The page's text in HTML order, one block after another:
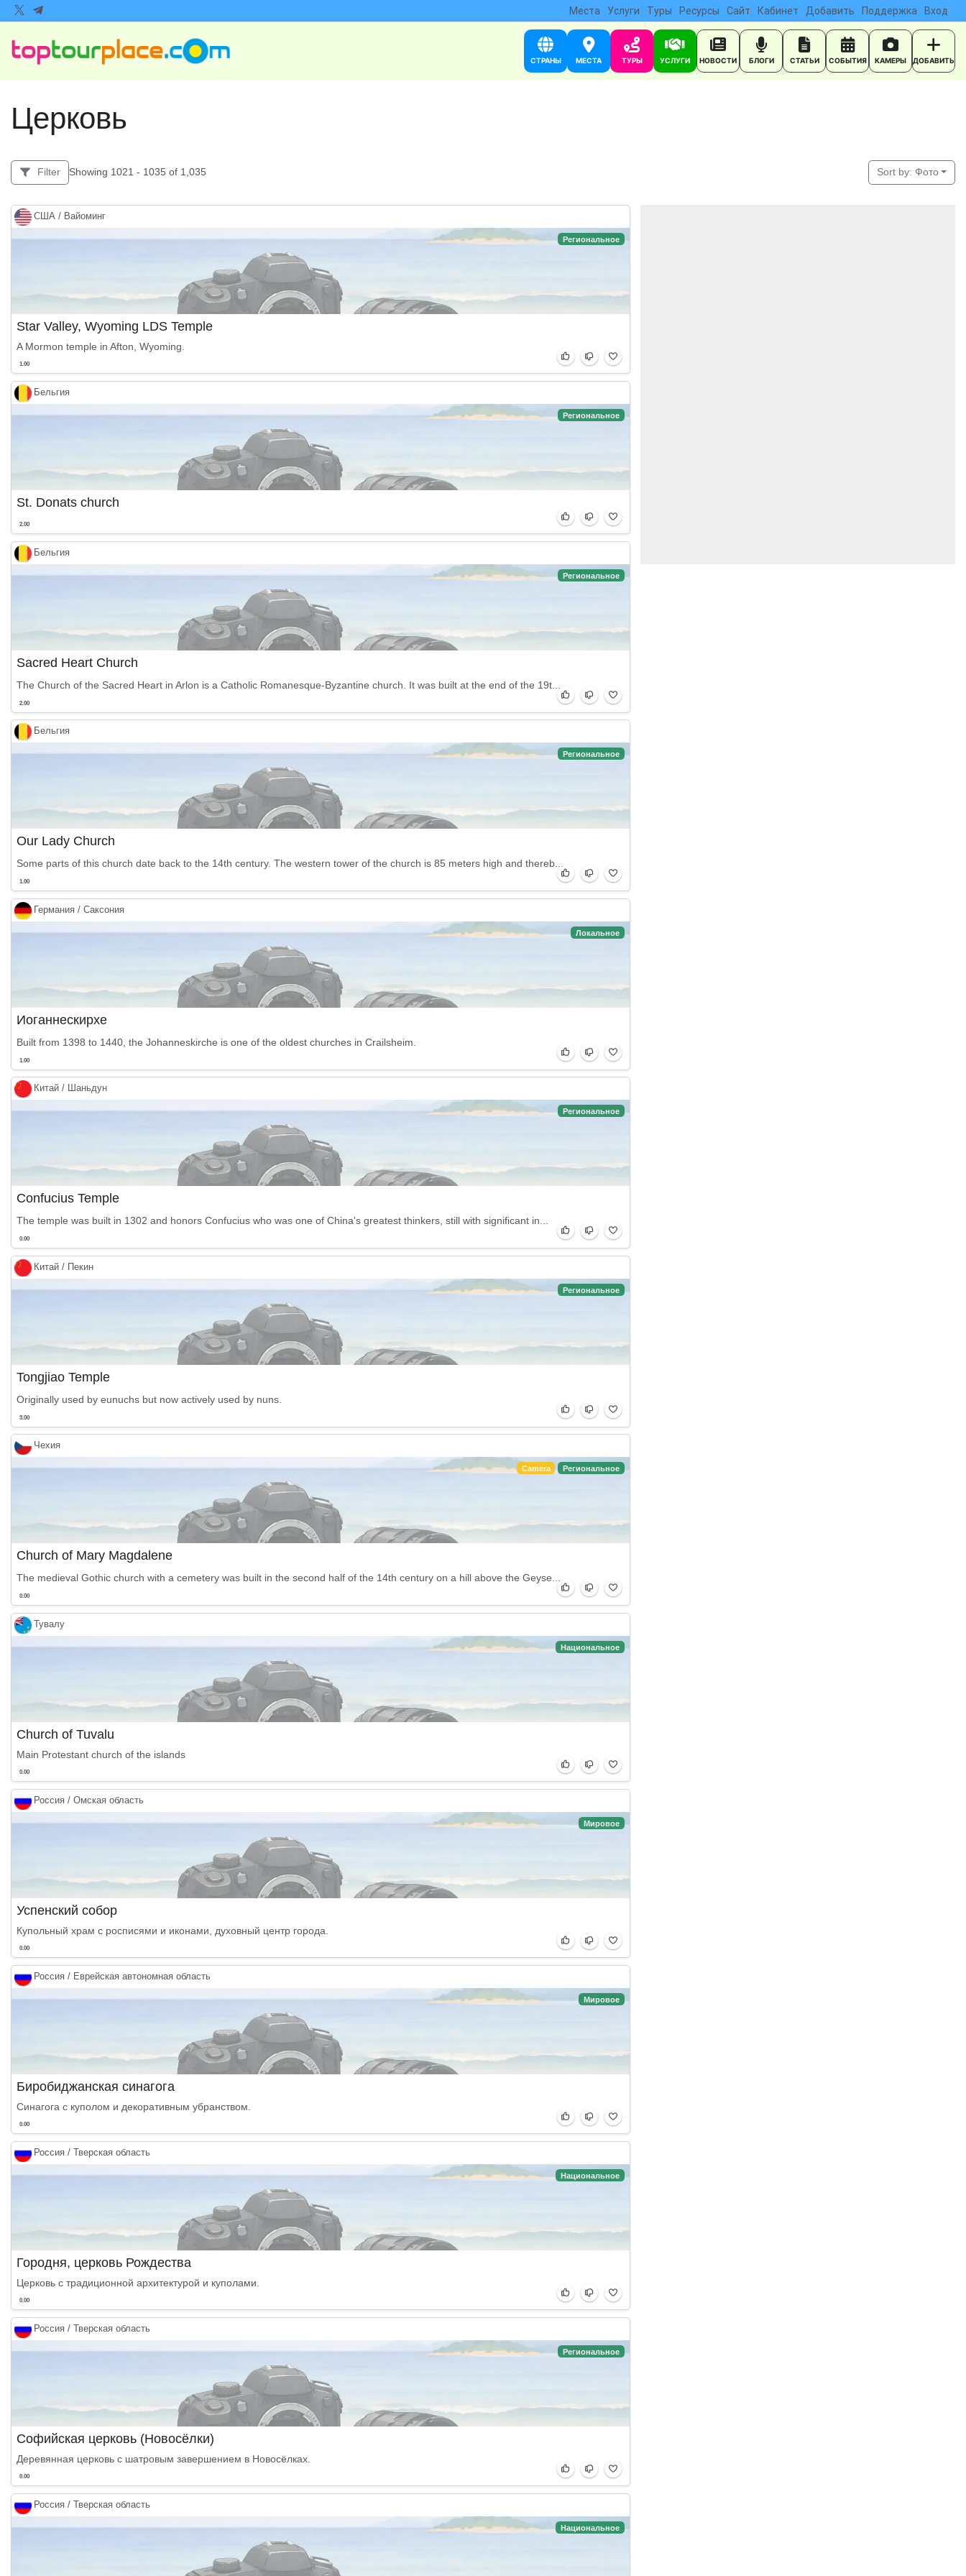
Места Услуги Туры Ресурсы Сайт Кабинет Добавить Поддержка Вход
СТРАНЫ МЕСТА ТУРЫ УСЛУГИ НОВОСТИ БЛОГИ СТАТЬИ СОБЫТИЯ КАМЕРЫ ДОБАВИТЬ
Церковь
Filter Showing 1021 - 1035 of 1,035 Sort by: Фото
США / Вайоминг
Региональное
Star Valley, Wyoming LDS Temple
A Mormon temple in Afton, Wyoming.
1.00
Бельгия
Региональное
St. Donats church
2.00
Бельгия
Региональное
Sacred Heart Church
The Church of the Sacred Heart in Arlon is a Catholic Romanesque-Byzantine church. It was built at the end of the 19t...
2.00
Бельгия
Региональное
Our Lady Church
Some parts of this church date back to the 14th century. The western tower of the church is 85 meters high and thereb...
1.00
Германия / Саксония
Локальное
Иоганнескирхе
Built from 1398 to 1440, the Johanneskirche is one of the oldest churches in Crailsheim.
1.00
Китай / Шаньдун
Региональное
Confucius Temple
The temple was built in 1302 and honors Confucius who was one of China's greatest thinkers, still with significant in...
0.00
Китай / Пекин
Региональное
Tongjiao Temple
Originally used by eunuchs but now actively used by nuns.
3.00
Чехия
Camera Региональное
Church of Mary Magdalene
The medieval Gothic church with a cemetery was built in the second half of the 14th century on a hill above the Geyse...
0.00
Тувалу
Национальное
Church of Tuvalu
Main Protestant church of the islands
0.00
Россия / Омская область
Мировое
Успенский собор
Купольный храм с росписями и иконами, духовный центр города.
0.00
Россия / Еврейская автономная область
Мировое
Биробиджанская синагога
Синагога с куполом и декоративным убранством.
0.00
Россия / Тверская область
Национальное
Городня, церковь Рождества
Церковь с традиционной архитектурой и куполами.
0.00
Россия / Тверская область
Региональное
Софийская церковь (Новосёлки)
Деревянная церковь с шатровым завершением в Новосёлках.
0.00
Россия / Тверская область
Национальное